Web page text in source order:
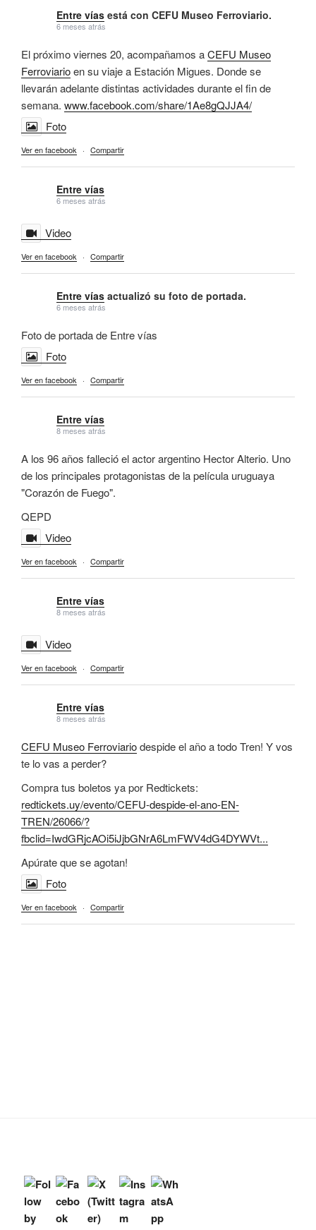
Entre vías está con CEFU Museo Ferroviario.
6 meses atrás
El próximo viernes 20, acompañamos aCEFU Museo
Ferroviarioen su viaje a Estación Migues. Donde se
llevarán adelante distintas actividades durante el fin de
semana. www.facebook.com/share/1Ae8gQJJA4/
Foto
Ver en facebook · Compartir
Entre vías
6 meses atrás
Video
Ver en facebook · Compartir
Entre vías actualizó su foto de portada.
6 meses atrás
Foto de portada de Entre vías
Foto
Ver en facebook · Compartir
Entre vías
8 meses atrás
A los 96 años falleció el actor argentino Hector Alterio. Uno
de los principales protagonistas de la película uruguaya
"Corazón de Fuego".
QEPD
Video
Ver en facebook · Compartir
Entre vías
8 meses atrás
Video
Ver en facebook · Compartir
Entre vías
8 meses atrás
CEFU Museo Ferroviariodespide el año a todo Tren! Y vos
te lo vas a perder?
Compra tus boletos ya por Redtickets:
redtickets.uy/evento/CEFU-despide-el-ano-EN-
TREN/26066/?
fbclid=IwdGRjcAOi5iJjbGNrA6LmFWV4dG4DYWVt...
Apúrate que se agotan!
Foto
Ver en facebook · Compartir